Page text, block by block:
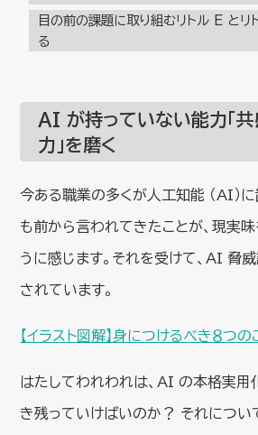
目の前の課題に取り組むリトル E とリ
る
AI が持っていない能力「共
力」を磨く
今ある職業の多くが人工知能 （AI）
も前から言われてきたことが、現実
うに感じます。それを受けて、AI 脅
されています。
【イラスト図解】身につけるべき８つの
はたしてわれわれは、AI の本格実用
き残っていけばいのか？ それについ